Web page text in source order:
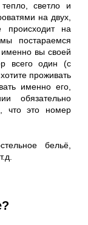
светло и
на двух,
происходит на
постараемся
именно вы своей
всего один (с
проживать
именно его,
обязательно
что это номер
бельё,